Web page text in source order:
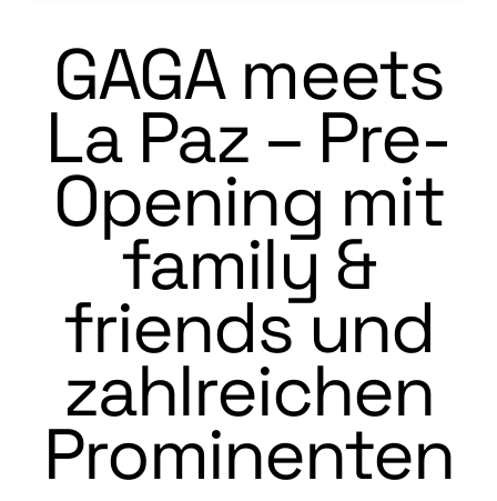
GAGA meets
La Paz – Pre-
Opening mit
family &
friends und
zahlreichen
Prominenten